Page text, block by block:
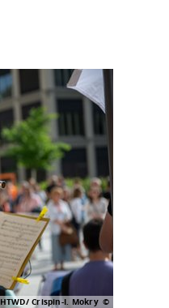
HTWD/ Crispin-I. Mokry